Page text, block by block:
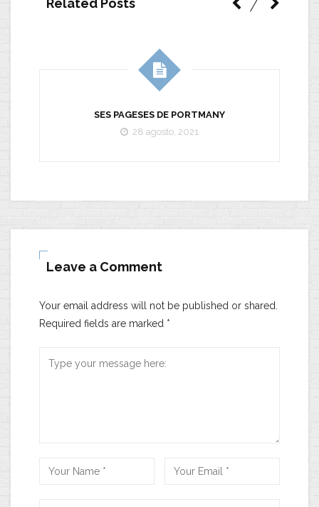
SES PAGESES DE PORTMANY
28 agosto, 2021
Leave a Comment
Your email address will not be published or shared.
Required fields are marked *